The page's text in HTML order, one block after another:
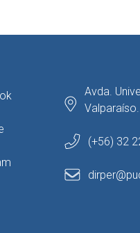
Avda.
Valparaíso.
(+56) 32